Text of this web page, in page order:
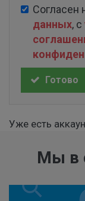
Согласен
данных, с
Готово
Уже есть
Мы в